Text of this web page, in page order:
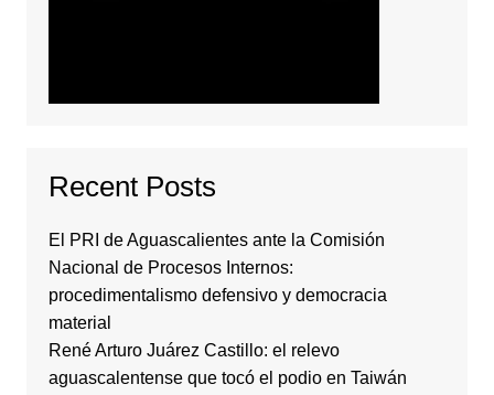
Recent Posts
El PRI de Aguascalientes ante la Comisión
Nacional de Procesos Internos:
procedimentalismo defensivo y democracia
material
René Arturo Juárez Castillo: el relevo
aguascalentense que tocó el podio en Taiwán